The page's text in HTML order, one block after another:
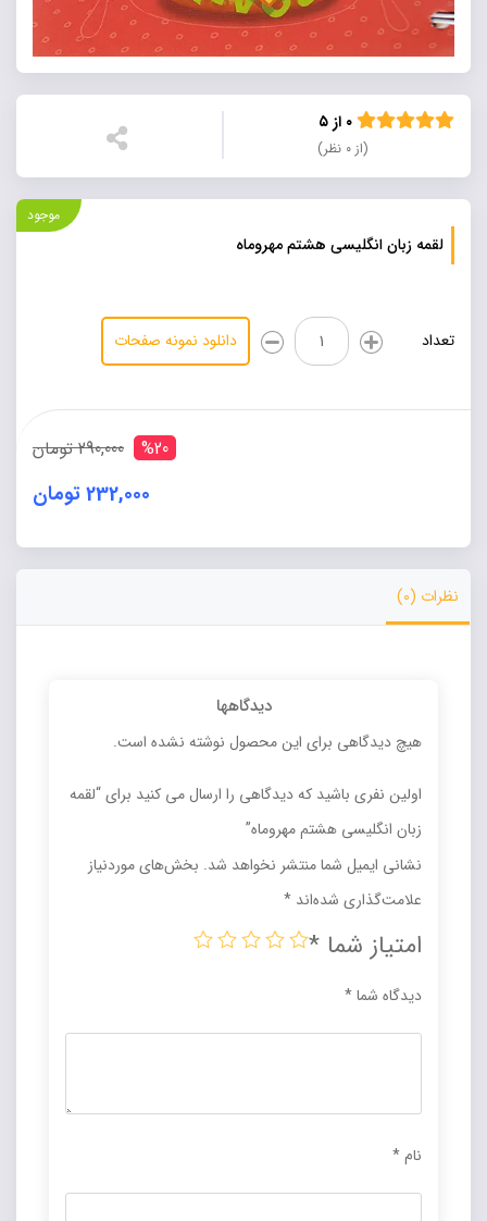
(از ۰ نظر)
لقمه زبان انگلیسی هشتم مهروماه
موجود
تعداد
لقمه
زبان
انگلیسی
مهروماه
دانلود نمونه صفحات
%20 290,000 تومان
232,000 تومان
Alternative:
نظرات (0)
دیدگاهها
هیچ دیدگاهی برای این محصول نوشته نشده است.
اولین نفری باشید که دیدگاهی را ارسال می کنید برای “لقمه
زبان انگلیسی هشتم مهروماه”
نشانی ایمیل شما منتشر نخواهد شد. بخش‌های موردنیاز
علامت‌گذاری شده‌اند *
امتیاز شما *
دیدگاه شما*
نام*